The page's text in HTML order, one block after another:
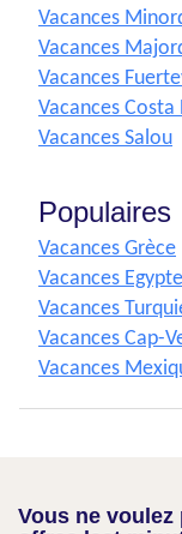
Vacances
Vacances
Vacances
Vacances Costa
Vacances Salou
Populaires
Vacances Grèce
Vacances Egypte
Vacances
Vacances Cap-
Vacances
Vous ne